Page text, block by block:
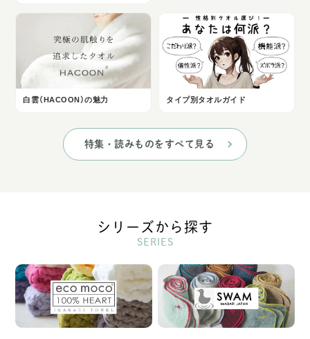
白雲（HACOON）の魅力 タイプ別タオルガイド
特集・読みものをすべて見る
シリーズから探す
SERIES